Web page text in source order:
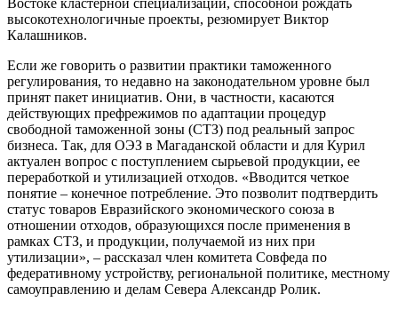
высокотехнологичные проекты, резюмирует Виктор
Калашников.
Если же говорить о развитии практики таможенного
регулирования, то недавно на законодательном уровне был
принят пакет инициатив. Они, в частности, касаются
действующих префрежимов по адаптации процедур
свободной таможенной зоны (СТЗ) под реальный запрос
бизнеса. Так, для ОЭЗ в Магаданской области и для Курил
актуален вопрос с поступлением сырьевой продукции, ее
переработкой и утилизацией отходов. «Вводится четкое
понятие – конечное потребление. Это позволит подтвердить
статус товаров Евразийского экономического союза в
отношении отходов, образующихся после применения в
рамках СТЗ, и продукции, получаемой из них при
утилизации», – рассказал член комитета Совфеда по
федеративному устройству, региональной политике, местному
самоуправлению и делам Севера Александр Ролик.